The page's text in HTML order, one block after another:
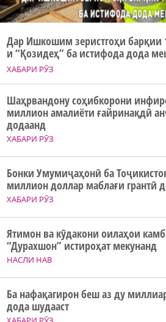
ХАБАРИ РӮЗ
Дар Ишкошим зеристгоҳи барқии
и “Қозидеҳ” ба истифода дода
ХАБАРИ РӮЗ
Шаҳрвандону соҳибкорони
миллион амалиёти ғайринақдӣ
додаанд
ХАБАРИ РӮЗ
Бонки Умумиҷаҳонӣ ба
миллион доллар маблағи грантӣ
НАСЛИ НАВ
Ятимон ва кӯдакони оилаҳои
“Дурахшон” истироҳат мекунанд
Ба нафақагирон беш аз ду
дода шудааст